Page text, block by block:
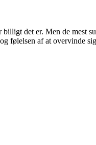
det er. Men de mest
følelsen af at